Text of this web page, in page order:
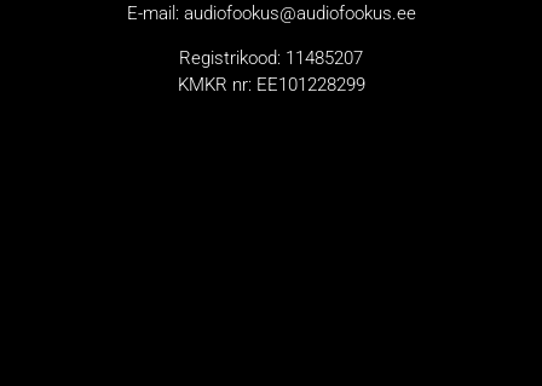
E-mail: audiofookus@audiofookus.ee
Registrikood: 11485207
KMKR nr: EE101228299